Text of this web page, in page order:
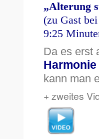
„Alterung
(zu Gast
9:25
Da es erst
Harmonie
kann man
+ zweites